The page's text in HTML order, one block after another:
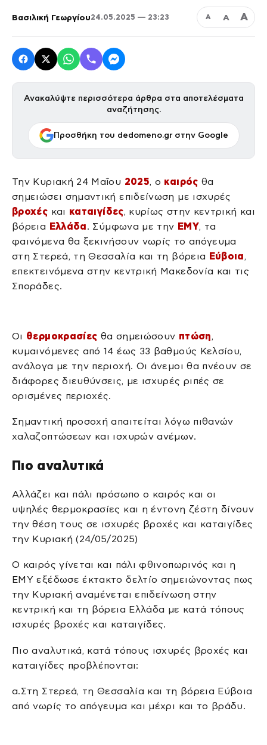
Βασιλική Γεωργίου24.05.2025 — 23:23 Α Α Α
Ανακαλύψτε περισσότερα άρθρα στα αποτελέσματα
αναζήτησης.
Προσθήκη του dedomeno.gr στην Google
Την Κυριακή 24 Μαΐου 2025, ο καιρός θα
σημειώσει σημαντική επιδείνωση με ισχυρές
βροχές και καταιγίδες, κυρίως στην κεντρική και
βόρεια Ελλάδα. Σύμφωνα με την ΕΜΥ, τα
φαινόμενα θα ξεκινήσουν νωρίς το απόγευμα
στη Στερεά, τη Θεσσαλία και τη βόρεια Εύβοια,
επεκτεινόμενα στην κεντρική Μακεδονία και τις
Σποράδες.
Οι θερμοκρασίες θα σημειώσουν πτώση,
κυμαινόμενες από 14 έως 33 βαθμούς Κελσίου,
ανάλογα με την περιοχή. Οι άνεμοι θα πνέουν σε
διάφορες διευθύνσεις, με ισχυρές ριπές σε
ορισμένες περιοχές.
Σημαντική προσοχή απαιτείται λόγω πιθανών
χαλαζοπτώσεων και ισχυρών ανέμων.
Πιο αναλυτικά
Αλλάζει και πάλι πρόσωπο ο καιρός και οι
υψηλές θερμοκρασίες και η έντονη ζέστη δίνουν
την θέση τους σε ισχυρές βροχές και καταιγίδες
την Κυριακή (24/05/2025)
Ο καιρός γίνεται και πάλι φθινοπωρινός και η
ΕΜΥ εξέδωσε έκτακτο δελτίο σημειώνοντας πως
την Κυριακή αναμένεται επιδείνωση στην
κεντρική και τη βόρεια Ελλάδα με κατά τόπους
ισχυρές βροχές και καταιγίδες.
Πιο αναλυτικά, κατά τόπους ισχυρές βροχές και
καταιγίδες προβλέπονται:
α.Στη Στερεά, τη Θεσσαλία και τη βόρεια Εύβοια
από νωρίς το απόγευμα και μέχρι και το βράδυ.